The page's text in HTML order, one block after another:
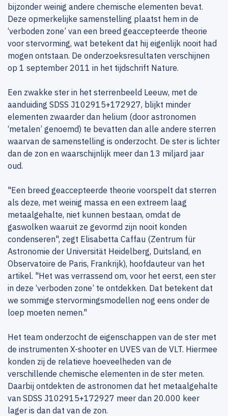
bijzonder weinig andere chemische elementen bevat.
Deze opmerkelijke samenstelling plaatst hem in de
‘verboden zone’ van een breed geaccepteerde theorie
voor stervorming, wat betekent dat hij eigenlijk nooit had
mogen ontstaan. De onderzoeksresultaten verschijnen
op 1 september 2011 in het tijdschrift Nature.
Een zwakke ster in het sterrenbeeld Leeuw, met de
aanduiding SDSS J102915+172927, blijkt minder
elementen zwaarder dan helium (door astronomen
‘metalen’ genoemd) te bevatten dan alle andere sterren
waarvan de samenstelling is onderzocht. De ster is lichter
dan de zon en waarschijnlijk meer dan 13 miljard jaar
oud.
"Een breed geaccepteerde theorie voorspelt dat sterren
als deze, met weinig massa en een extreem laag
metaalgehalte, niet kunnen bestaan, omdat de
gaswolken waaruit ze gevormd zijn nooit konden
condenseren", zegt Elisabetta Caffau (Zentrum für
Astronomie der Universität Heidelberg, Duitsland, en
Observatoire de Paris, Frankrijk), hoofdauteur van het
artikel. "Het was verrassend om, voor het eerst, een ster
in deze ‘verboden zone’ te ontdekken. Dat betekent dat
we sommige stervormingsmodellen nog eens onder de
loep moeten nemen."
Het team onderzocht de eigenschappen van de ster met
de instrumenten X-shooter en UVES van de VLT. Hiermee
konden zij de relatieve hoeveelheden van de
verschillende chemische elementen in de ster meten.
Daarbij ontdekten de astronomen dat het metaalgehalte
van SDSS J102915+172927 meer dan 20.000 keer
lager is dan dat van de zon.